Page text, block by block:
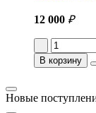
12 000 ₽
В корзину
Новые